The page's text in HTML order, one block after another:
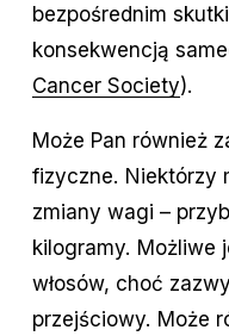
bezpośrednim
konsekwencją
Cancer Society).
Może Pan również
fizyczne. Niektórzy
zmiany wagi –
kilogramy. Możliwe
włosów, choć
przejściowy. Może